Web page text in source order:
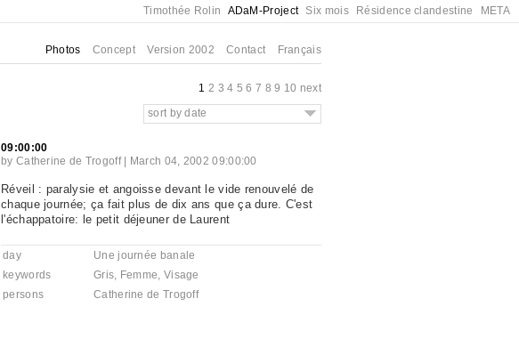
Timothée Rolin ADaM-Project Six mois Résidence clandestine META
Photos Concept Version 2002 Contact Français
1 2 3 4 5 6 7 8 9 10 next
sort by date
09:00:00
by Catherine de Trogoff| March 04, 2002 09:00:00
Réveil : paralysie et angoisse devant le vide renouvelé de
chaque journée; ça fait plus de dix ans que ça dure. C'est
l'échappatoire: le petit déjeuner de Laurent
day
Une journée banale
keywords
Gris, Femme, Visage
persons
Catherine de Trogoff